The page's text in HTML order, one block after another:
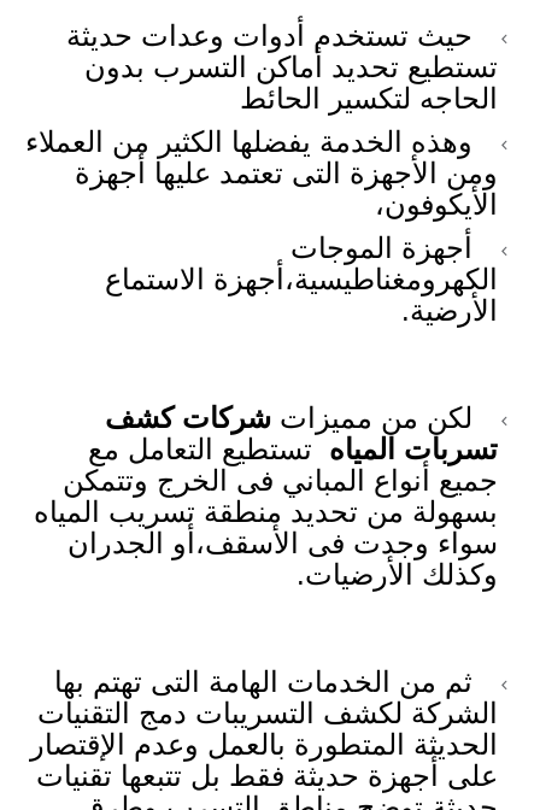
حيث تستخدم أدوات وعدات حديثة
تستطيع تحديد أماكن التسرب بدون
الحاجه لتكسير الحائط
وهذه الخدمة يفضلها الكثير من العملاء
ومن الأجهزة التى تعتمد عليها أجهزة
الأيكوفون،
أجهزة الموجات
الكهرومغناطيسية،أجهزة الاستماع
الأرضية.
لكن من مميزات شركات كشف
تسربات المياه تستطيع التعامل مع
جميع أنواع المباني فى الخرج وتتمكن
بسهولة من تحديد منطقة تسريب المياه
سواء وجدت فى الأسقف،أو الجدران
وكذلك الأرضيات.
ثم من الخدمات الهامة التى تهتم بها
الشركة لكشف التسريبات دمج التقنيات
الحديثة المتطورة بالعمل وعدم الإقتصار
على أجهزة حديثة فقط بل تتبعها تقنيات